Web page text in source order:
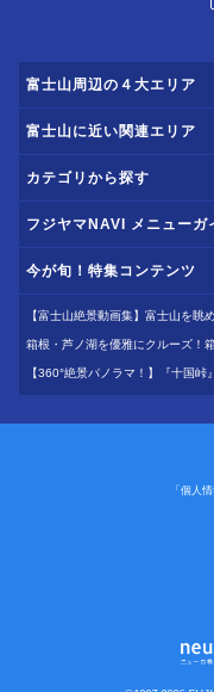
富士山周辺の４大エリア
富士山に近い関連エリア
カテゴリから探す
フジヤマNAVI メニューガ
今が旬！特集コンテンツ
【富士山絶景動画集】富士山を眺
箱根・芦ノ湖を優雅にクルーズ！
【360°絶景パノラマ！】『十国峠
「個人